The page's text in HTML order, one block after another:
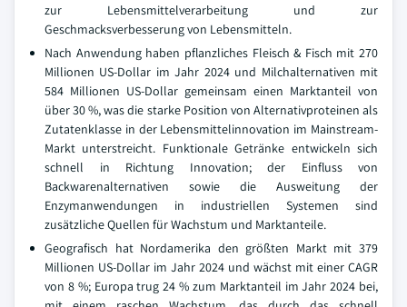
zur Lebensmittelverarbeitung und zur
Geschmacksverbesserung von Lebensmitteln.
Nach Anwendung haben pflanzliches Fleisch & Fisch mit 270
Millionen US-Dollar im Jahr 2024 und Milchalternativen mit
584 Millionen US-Dollar gemeinsam einen Marktanteil von
über 30 %, was die starke Position von Alternativproteinen als
Zutatenklasse in der Lebensmittelinnovation im Mainstream-
Markt unterstreicht. Funktionale Getränke entwickeln sich
schnell in Richtung Innovation; der Einfluss von
Backwarenalternativen sowie die Ausweitung der
Enzymanwendungen in industriellen Systemen sind
zusätzliche Quellen für Wachstum und Marktanteile.
Geografisch hat Nordamerika den größten Markt mit 379
Millionen US-Dollar im Jahr 2024 und wächst mit einer CAGR
von 8 %; Europa trug 24 % zum Marktanteil im Jahr 2024 bei,